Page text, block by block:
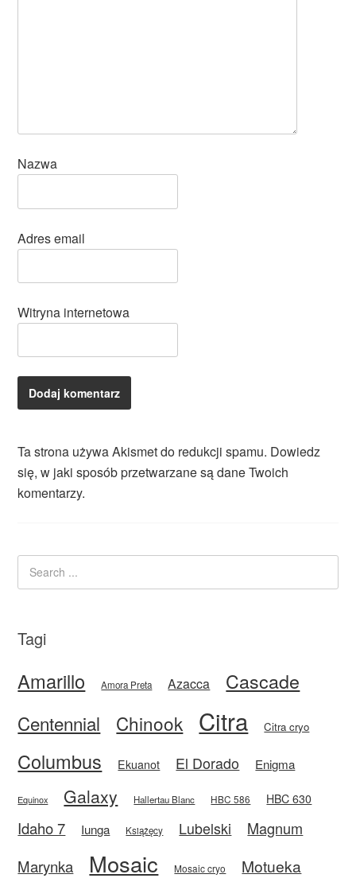
Nazwa
Adres email
Witryna internetowa
Ta strona używa Akismet do redukcji spamu. Dowiedz
się, w jaki sposób przetwarzane są dane Twoich
komentarzy.
Tagi
Amarillo Amora Preta Azacca Cascade
Centennial Chinook Citra Citra cryo
Columbus Ekuanot El Dorado Enigma
Equinox Galaxy Hallertau Blanc HBC 586 HBC 630
Idaho 7 Iunga Książęcy Lubelski
Magnum
Marynka
Mosaic Mosaic cryo Motueka